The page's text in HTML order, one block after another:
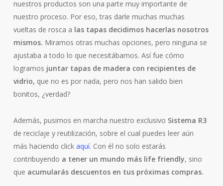
nuestros productos son una parte muy importante de
nuestro proceso. Por eso, tras darle muchas muchas
vueltas de rosca a las tapas decidimos hacerlas nosotros
mismos. Miramos otras muchas opciones, pero ninguna se
ajustaba a todo lo que necesitábamos. Así fue cómo
logramos juntar tapas de madera con recipientes de
vidrio, que no es por nada, pero nos han salido bien
bonitos, ¿verdad?
Además, pusimos en marcha nuestro exclusivo Sistema R3
de reciclaje y reutilización, sobre el cual puedes leer aún
más haciendo clickaquí. Con él no solo estarás
contribuyendo a tener un mundo más life friendly, sino
que acumularás descuentos en tus próximas compras.